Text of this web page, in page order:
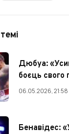
Дюбуа:
боєць свого
06.05.2026, 21:58
Бенавідес: